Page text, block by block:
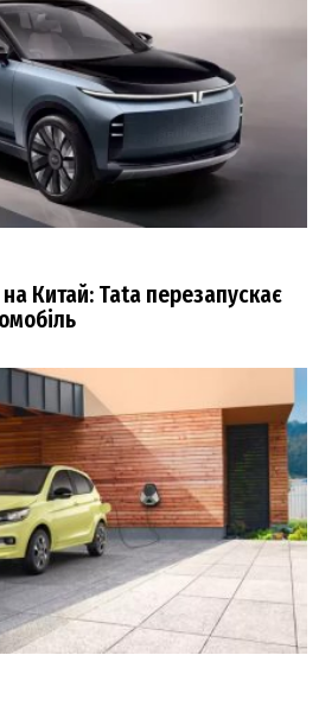
Китай: Tata перезапускає